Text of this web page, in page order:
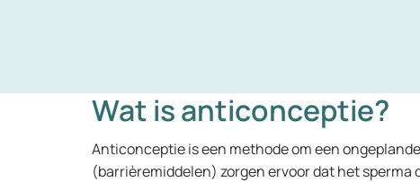
Wat is anticonceptie?
Anticonceptie is een methode om een
(barrièremiddelen) zorgen ervoor dat het sperma